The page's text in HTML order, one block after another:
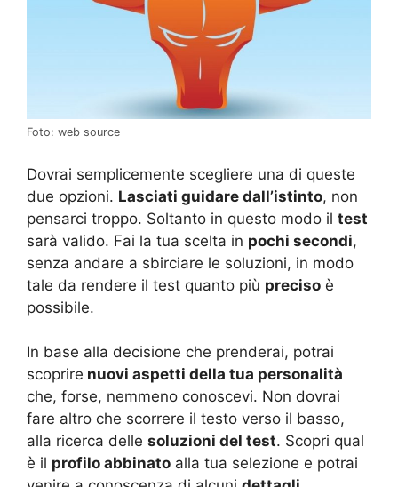
Foto: web source
Dovrai semplicemente scegliere una di queste
due opzioni. Lasciati guidare dall’istinto, non
pensarci troppo. Soltanto in questo modo il test
sarà valido. Fai la tua scelta in pochi secondi,
senza andare a sbirciare le soluzioni, in modo
tale da rendere il test quanto più preciso è
possibile.
In base alla decisione che prenderai, potrai
scoprire nuovi aspetti della tua personalità
che, forse, nemmeno conoscevi. Non dovrai
fare altro che scorrere il testo verso il basso,
alla ricerca delle soluzioni del test. Scopri qual
è il profilo abbinato alla tua selezione e potrai